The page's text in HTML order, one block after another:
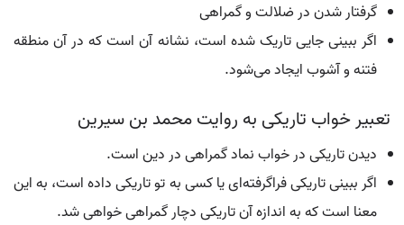
گرفتار شدن در ضلالت و گمراهی
اگر ببینی جایی تاریک شده است، نشانه آن است که در آن منطقه
فتنه و آشوب ایجاد می‌شود.
تعبیر خواب تاریکی به روایت محمد بن سیرین
دیدن تاریکی در خواب نماد گمراهی در دین است.
اگر ببینی تاریکی فراگرفته‌ای یا کسی به تو تاریکی داده است، به این
معنا است که به اندازه آن تاریکی دچار گمراهی خواهی شد.